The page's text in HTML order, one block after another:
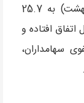
(3 میلیون و 252 هزار واحد در 28 اردیبهشت) به 25.7
افتاده و
سهامداران،